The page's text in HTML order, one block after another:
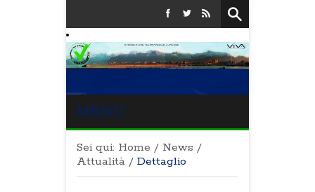
MENU
Sei qui: Home / News /
Attualità / Dettaglio